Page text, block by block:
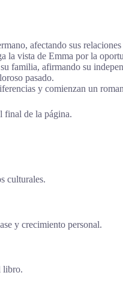
afectando sus
la vista de Emma por la
familia, afirmando su
pasado.
y comienzan un
final de la página.
culturales.
y crecimiento personal.
libro.